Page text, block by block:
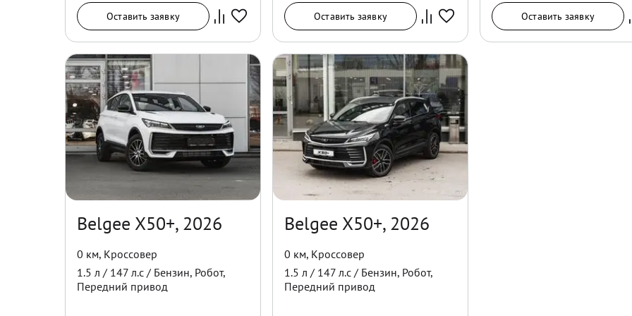
Оставить заявку Оставить заявку Оставить заявку
Belgee X50+, 2026
0 км, Кроссовер
1.5 л / 147 л.с / Бензин, Робот,
Передний привод
Belgee X50+, 2026
0 км, Кроссовер
1.5 л / 147 л.с / Бензин, Робот,
Передний привод